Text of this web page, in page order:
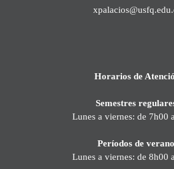
Horarios de
Semestres
Lunes a viernes: de 7h00
Períodos de
Lunes a viernes: de 8h00